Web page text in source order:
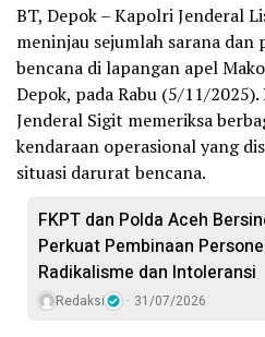
BT, Depok – Kapolri Jenderal
meninjau sejumlah sarana dan
bencana di lapangan apel
Depok, pada Rabu (5/11/
Jenderal Sigit memeriksa
kendaraan operasional yang
situasi darurat bencana.
FKPT dan Polda Aceh
Perkuat Pembinaan
Radikalisme dan Intoleransi
Redaksi 31/07/2026